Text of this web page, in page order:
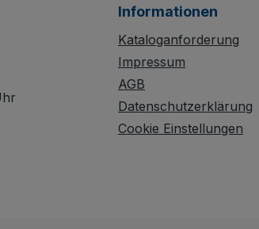
Informationen
Kataloganforderung
Impressum
AGB
Datenschutzerklärung
Cookie Einstellungen